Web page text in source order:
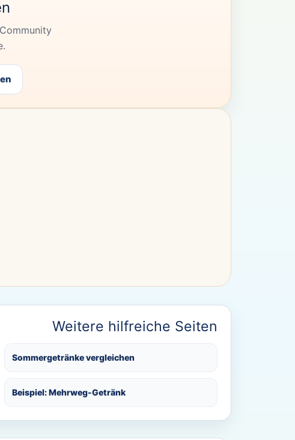
Weitere hilfreiche Seiten
Sommergetränke vergleichen
Beispiel: Mehrweg-Getränk